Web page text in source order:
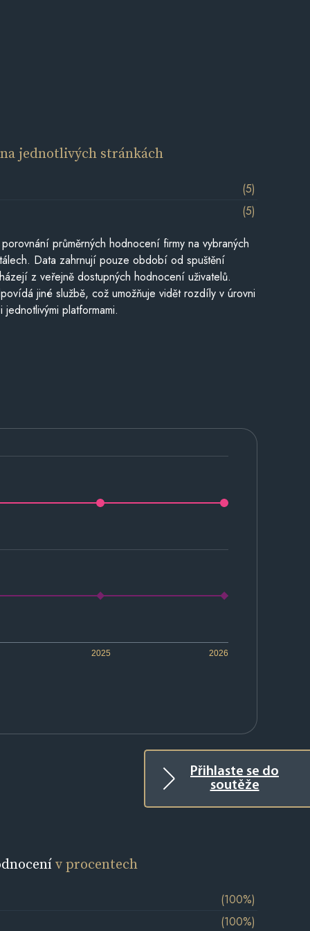
Přihlaste se do
soutěže
na jednotlivých stránkách
(5)
(5)
průměrných hodnocení firmy na vybraných
Data zahrnují pouze období od spuštění
z veřejně dostupných hodnocení uživatelů.
jiné službě, což umožňuje vidět rozdíly v úrovni
platformami.
2025 2026
v procentech
(100%)
(100%)